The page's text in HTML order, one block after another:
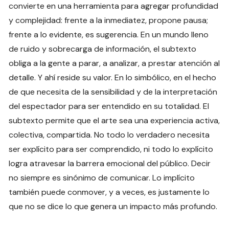
convierte en una herramienta para agregar profundidad
y complejidad: frente a la inmediatez, propone pausa;
frente a lo evidente, es sugerencia. En un mundo lleno
de ruido y sobrecarga de información, el subtexto
obliga a la gente a parar, a analizar, a prestar atención al
detalle. Y ahí reside su valor. En lo simbólico, en el hecho
de que necesita de la sensibilidad y de la interpretación
del espectador para ser entendido en su totalidad. El
subtexto permite que el arte sea una experiencia activa,
colectiva, compartida. No todo lo verdadero necesita
ser explícito para ser comprendido, ni todo lo explícito
logra atravesar la barrera emocional del público. Decir
no siempre es sinónimo de comunicar. Lo implícito
también puede conmover, y a veces, es justamente lo
que no se dice lo que genera un impacto más profundo.